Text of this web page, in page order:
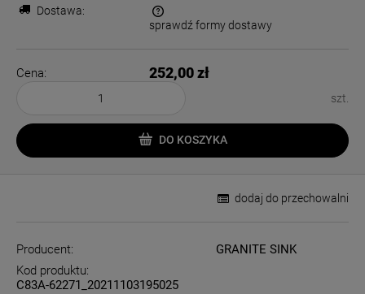
Dostawa:
Cena nie zawiera ewentualnych kosztów płatności
sprawdź formy dostawy
Cena: 252,00 zł
szt.
DO KOSZYKA
dodaj do przechowalni
Producent:
GRANITE SINK
Kod produktu:
C83A-62271_20211103195025